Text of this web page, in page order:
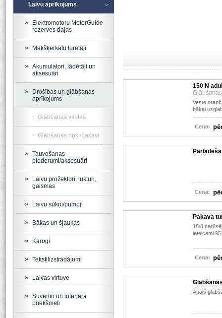
150 N
Veste
bākai
Cena:
Cena:
Pakava
18/8
ieteicami
Cena:
Apaļš
Laivu aprīkojums
Elektromotoru MotorGuide
rezerves daļas
Makšķerkātu turētāji
Akumulatori, lādētāji un
aksesuāri
Drošības un glābšanas
aprīkojums
Glābšanas vestes
Glābšanas riņķi/pakavi
Tauvošanas
piederumi/aksesuāri
Laivu prožektori, lukturi,
gaismas
Laivu sūkņi/pumpji
Bākas un šļaukas
Karogi
Tekstilizstrādājumi
Laivas virtuve
Suvenīri un interjera
priekšmeti